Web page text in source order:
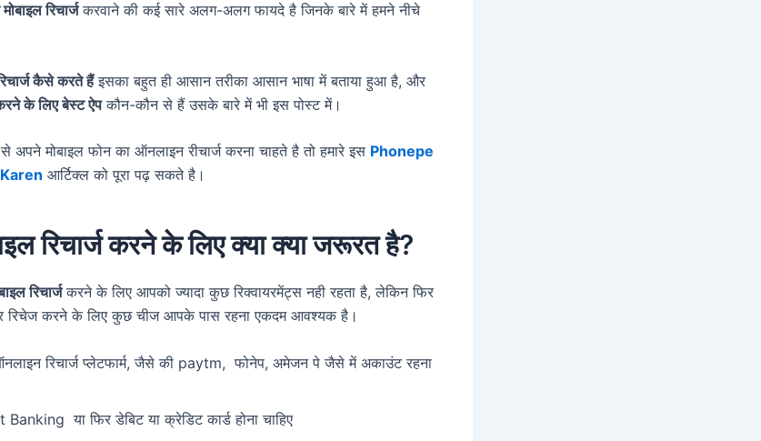
रिचार्जकरवाने की कई सारे अलग-अलग फायदे है जिनके बारे में हमने नीचे
कैसे करते हैंइसका बहुत ही आसान तरीका आसान भाषा में बताया हुआ है, और
के लिए बेस्ट ऐपकौन-कौन से हैं उसके बारे में भी इस पोस्ट में।
मोबाइल फोन का ऑनलाइन रीचार्ज करना चाहते है तो हमारे इस Phonepe
आर्टिक्ल को पूरा पढ़ सकते है।
रिचार्ज करने के लिए क्या क्या जरूरत है?
रिचार्जकरने के लिए आपको ज्यादा कुछ रिक्वायरमेंट्स नही रहता है, लेकिन फिर
रिचेज करने के लिए कुछ चीज आपके पास रहना एकदम आवश्यक है।
रिचार्ज प्लेटफार्म, जैसे की paytm, फोनेप, अमेजन पे जैसे में अकाउंट रहना
या फिर डेबिट या क्रेडिट कार्ड होना चाहिए